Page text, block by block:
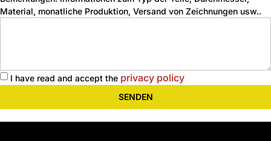
Material, monatliche Produktion, Versand von Zeichnungen usw..
I have read and accept the privacy policy
SENDEN